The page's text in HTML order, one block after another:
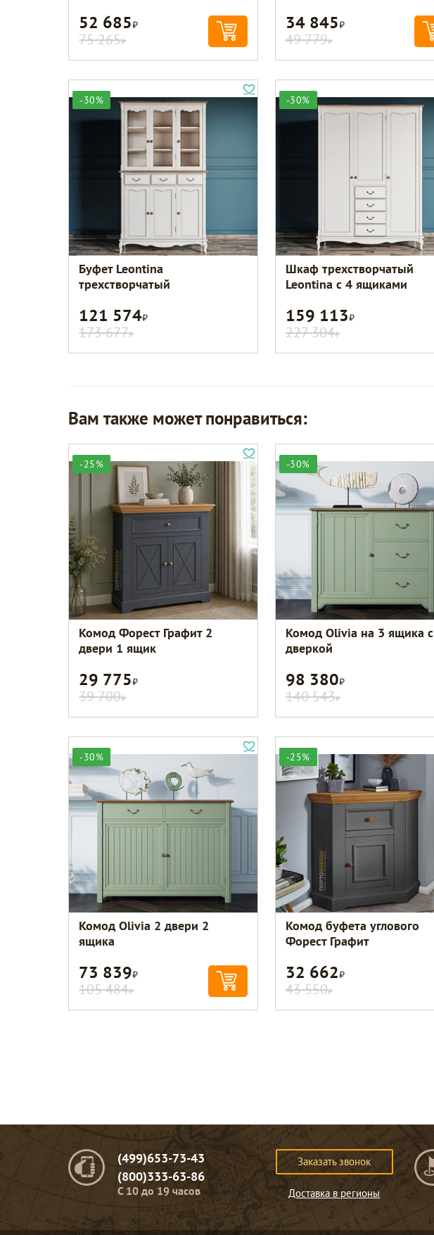
52 685Р
75 265Р
34 845Р
49 779Р
-30%
Буфет Leontina
трехстворчатый
121 574Р
173 677Р
-30%
Шкаф трехстворчатый
Leontina с 4 ящиками
159 113Р
227 304Р
Вам также может понравиться:
-25%
Комод Форест Графит 2
двери 1 ящик
29 775Р
39 700Р
-30%
Комод Olivia на 3 ящика с
дверкой
98 380Р
140 543Р
-30%
Комод Olivia 2 двери 2
ящика
73 839Р
105 484Р
-25%
Комод буфета углового
Форест Графит
32 662Р
43 550Р
(499)653-73-43
(800)333-63-86
C 10 до 19 часов
Заказать звонок
Доставка в регионы